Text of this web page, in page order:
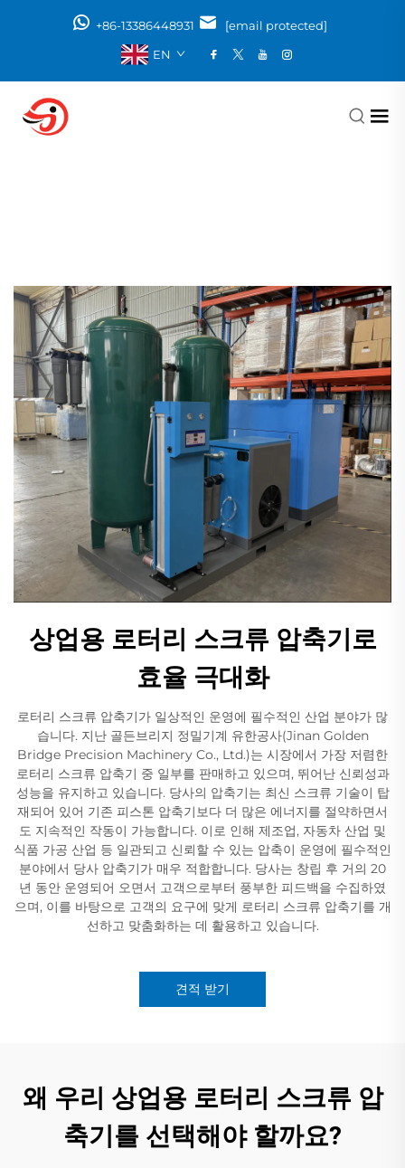
+86-13386448931
[email protected]
EN
상업용 로터리 스크류 압축기로
효율 극대화
로터리 스크류 압축기가 일상적인 운영에 필수적인 산업 분야가 많
습니다. 지난 골든브리지 정밀기계 유한공사(Jinan Golden
Bridge Precision Machinery Co., Ltd.)는 시장에서 가장 저렴한
로터리 스크류 압축기 중 일부를 판매하고 있으며, 뛰어난 신뢰성과
성능을 유지하고 있습니다. 당사의 압축기는 최신 스크류 기술이 탑
재되어 있어 기존 피스톤 압축기보다 더 많은 에너지를 절약하면서
도 지속적인 작동이 가능합니다. 이로 인해 제조업, 자동차 산업 및
식품 가공 산업 등 일관되고 신뢰할 수 있는 압축이 운영에 필수적인
분야에서 당사 압축기가 매우 적합합니다. 당사는 창립 후 거의 20
년 동안 운영되어 오면서 고객으로부터 풍부한 피드백을 수집하였
으며, 이를 바탕으로 고객의 요구에 맞게 로터리 스크류 압축기를 개
선하고 맞춤화하는 데 활용하고 있습니다.
견적 받기
왜 우리 상업용 로터리 스크류 압
축기를 선택해야 할까요?